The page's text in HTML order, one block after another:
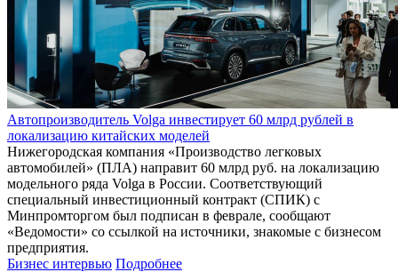
Автопроизводитель Volga инвестирует 60 млрд рублей в
локализацию китайских моделей
Нижегородская компания «Производство легковых
автомобилей» (ПЛА) направит 60 млрд руб. на локализацию
модельного ряда Volga в России. Соответствующий
специальный инвестиционный контракт (СПИК) с
Минпромторгом был подписан в феврале, сообщают
«Ведомости» со ссылкой на источники, знакомые с бизнесом
предприятия.
Бизнес интервью Подробнее